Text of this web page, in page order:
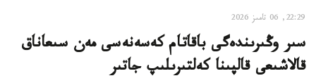
22:29, 06 تامىز 2026
سىر وڭىرىندەگى باقاتام كەسەنەسى مەن سىعاناق
قالاشىعى قالپىنا كەلتىرىلىپ جاتىر